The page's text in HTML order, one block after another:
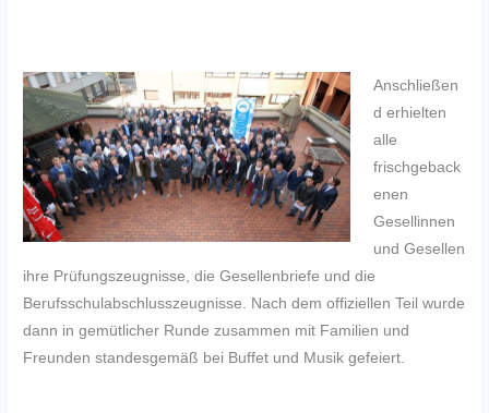
Anschließen
d erhielten
alle
frischgeback
enen
Gesellinnen
und Gesellen
ihre Prüfungszeugnisse, die Gesellenbriefe und die
Berufsschulabschlusszeugnisse. Nach dem offiziellen Teil wurde
dann in gemütlicher Runde zusammen mit Familien und
Freunden standesgemäß bei Buffet und Musik gefeiert.